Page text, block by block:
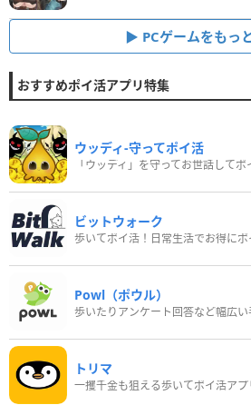
PCゲームをもっ
おすすめポイ活アプリ特集
ウッディ‐守ってポイ活
「ウッディ」を守ってお世話してポ
ビットウォーク
Powl（ポウル）
トリマ
一攫千金も狙える歩いてポイ活アプ